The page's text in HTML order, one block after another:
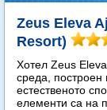
Zeus Eleva
Resort)
Хотел Zeus
среда, построен
естественото
елементи са на